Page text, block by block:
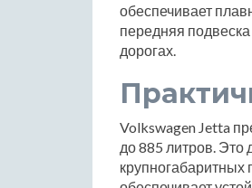
обеспечивает
передняя
дорогах.
Volkswagen Jetta
до 885 литров. Это
крупногабаритных